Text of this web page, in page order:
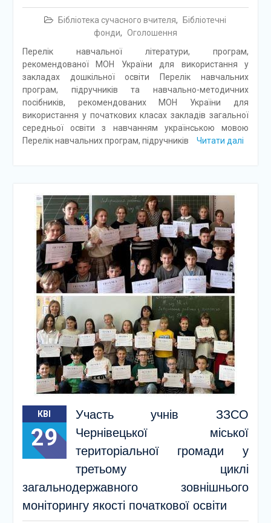
Бібліотека сучасного вчителя, Бібліотечні
фонди, Оголошення
Перелік навчальної літератури, програм,
рекомендованої МОН України для використання у
закладах дошкільної освіти Перелік навчальних
програм, підручників та навчально-методичних
посібників, рекомендованих МОН України для
використання у початкових класах закладів загальної
середньої освіти з навчанням українською мовою
Перелік навчальних програм, підручників
Читати далі
КВІ
29
Участь учнів ЗЗСО
Чернівецької міської
територіальної громади у
третьому циклі
загальнодержавного зовнішнього
моніторингу якості початкової освіти